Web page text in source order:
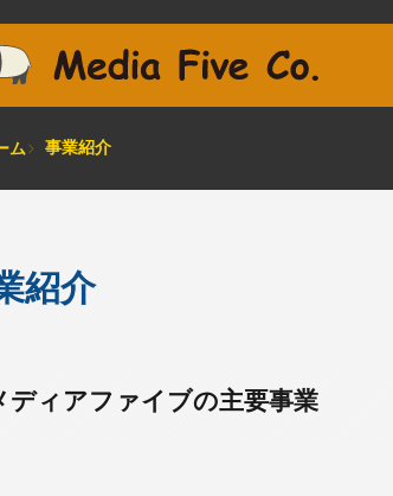
ム 事業紹介
紹介
ディアファイブの主要事業